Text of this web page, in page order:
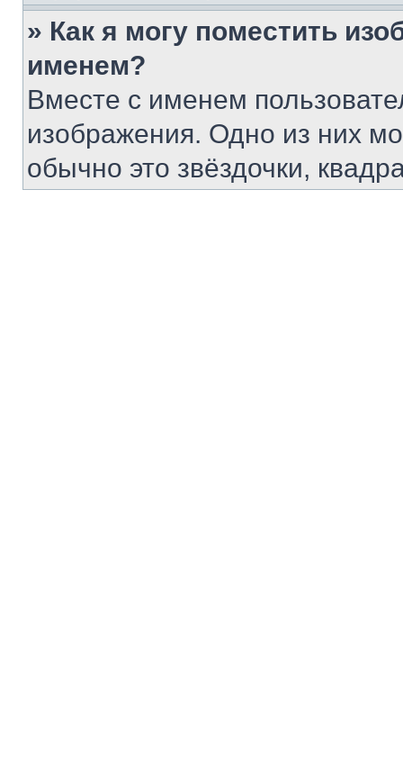
» Как я могу поместить
именем?
Вместе с именем
изображения. Одно из них
обычно это звёздочки,